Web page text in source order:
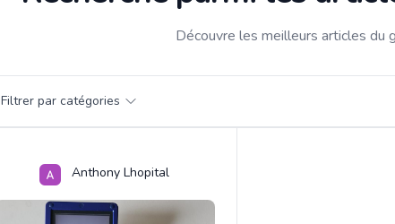
Découvre les meilleurs articles du
Filtrer par catégories
Anthony Lhopital